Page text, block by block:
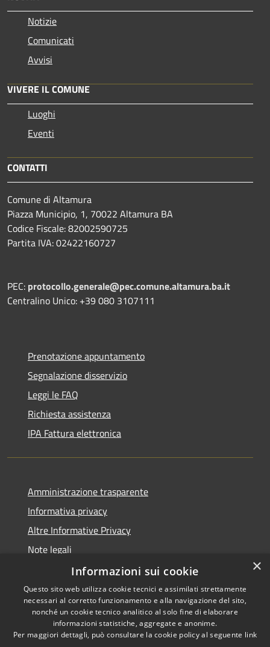
Notizie
Comunicati
Avvisi
VIVERE IL COMUNE
Luoghi
Eventi
CONTATTI
Comune di Altamura
Piazza Municipio, 1, 70022 Altamura BA
Codice Fiscale: 82002590725
Partita IVA: 02422160727
PEC: protocollo.generale@pec.comune.altamura.ba.it
Centralino Unico: +39 080 3107111
Prenotazione appuntamento
Segnalazione disservizio
Leggi le FAQ
Richiesta assistenza
IPA Fattura elettronica
Amministrazione trasparente
Informativa privacy
Altre Informative Privacy
Note legali
Dichiarazione di accessibilità
RSS
Copyright © 2026 • Comune di
×
Informazioni sui cookie
Questo sito web utilizza cookie tecnici e assimilati strettamente
necessari al corretto funzionamento e alla navigazione del sito,
nonché un cookie tecnico analitico al solo fine di elaborare
informazioni statistiche, aggregate e anonime.
Per maggiori dettagli, può consultare la cookie policy al seguente link